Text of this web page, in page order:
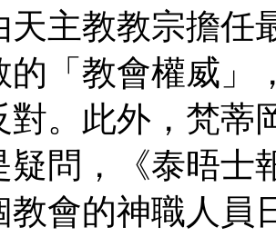
天主教教宗擔任
的「教會權威」
對。此外，梵蒂
疑問，《泰晤士
教會的神職人員